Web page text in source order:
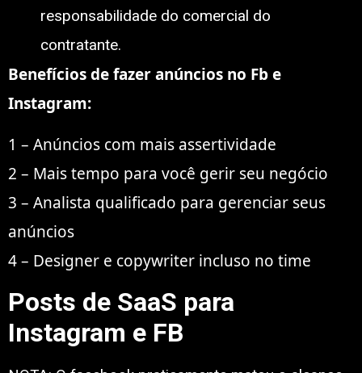
responsabilidade do comercial do
contratante.
Benefícios de fazer anúncios no Fb e
Instagram:
1 – Anúncios com mais assertividade
2 – Mais tempo para você gerir seu negócio
3 – Analista qualificado para gerenciar seus
anúncios
4 – Designer e copywriter incluso no time
Posts de SaaS para
Instagram e FB